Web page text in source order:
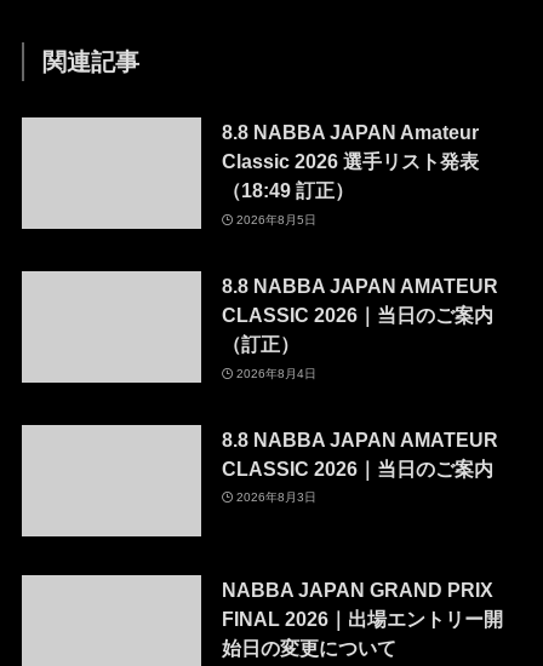
関連記事
8.8 NABBA JAPAN Amateur
Classic 2026 選手リスト発表
（18:49 訂正）
2026年8月5日
8.8 NABBA JAPAN AMATEUR
CLASSIC 2026｜当日のご案内
（訂正）
2026年8月4日
8.8 NABBA JAPAN AMATEUR
CLASSIC 2026｜当日のご案内
2026年8月3日
NABBA JAPAN GRAND PRIX
FINAL 2026｜出場エントリー開
始日の変更について